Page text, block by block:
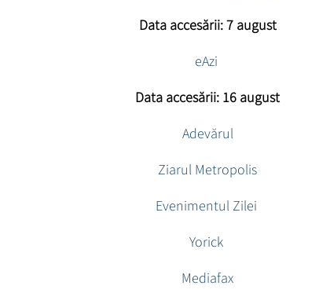
Data accesării: 7 august
eAzi
Data accesării: 16 august
Adevărul
Ziarul Metropolis
Evenimentul Zilei
Yorick
Mediafax